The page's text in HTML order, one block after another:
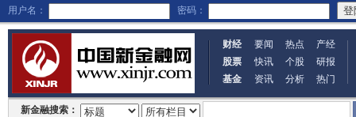
用户名： 密码：
财经 要闻 热点
产经
股票
快讯 个股
研报
基金
资讯 分析 热门
新金融搜索：